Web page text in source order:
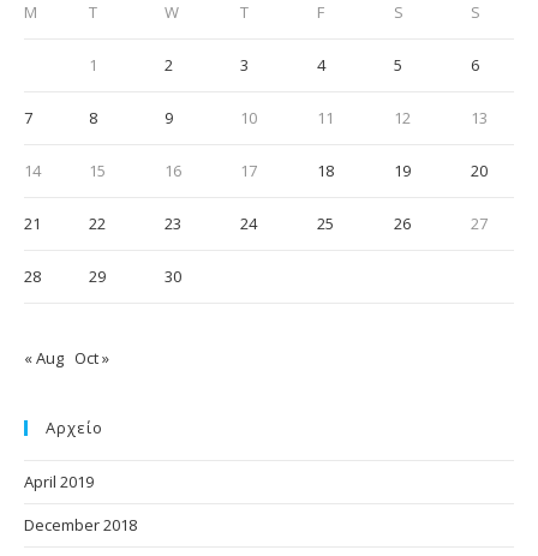
M
T W T F S S
1 2 3 4 5 6
7 8 9 10 11 12 13
14 15 16 17 18 19 20
21 22 23 24 25 26 27
28 29 30
« Aug Oct »
Αρχείο
April 2019
December 2018